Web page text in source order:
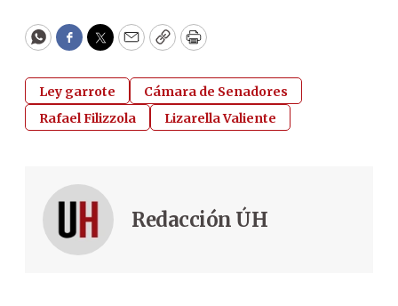
WhatsApp
Facebook
Twitter
EmailCopyPrint
Ley garrote
Cámara de Senadores
Rafael Filizzola
Lizarella Valiente
Redacción ÚH